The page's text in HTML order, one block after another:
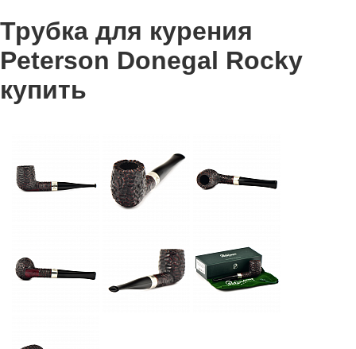
Трубка для курения
Peterson Donegal Rocky
купить